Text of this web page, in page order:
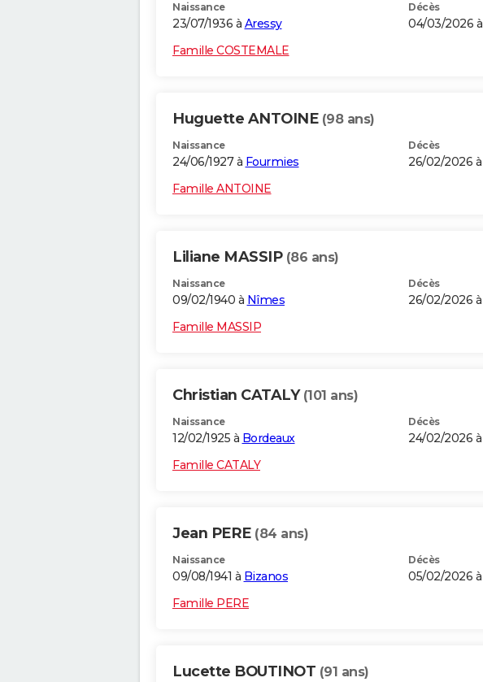
Naissance
23/07/1936 à Aressy
Décès
04/03/2026 à
Famille COSTEMALE
Huguette ANTOINE (98 ans)
Naissance
24/06/1927 à Fourmies
Décès
26/02/2026 à
Famille ANTOINE
Liliane MASSIP (86 ans)
Naissance
09/02/1940 à Nîmes
Décès
26/02/2026 à
Famille MASSIP
Christian CATALY (101 ans)
Naissance
12/02/1925 à Bordeaux
Décès
24/02/2026 à
Famille CATALY
Jean PERE (84 ans)
Naissance
09/08/1941 à Bizanos
Décès
05/02/2026 à
Famille PERE
Lucette BOUTINOT (91 ans)